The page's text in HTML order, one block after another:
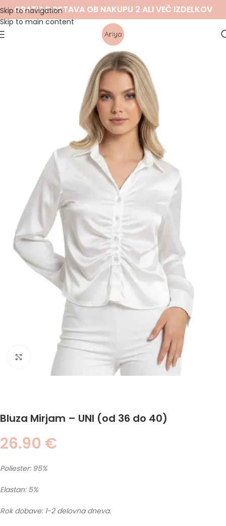
Skip to navigation
Skip to main content
GRATIS DOSTAVA OB NAKUPU 2 ALI VEČ IZDELKOV
Click to enlarge
Bluza Mirjam – UNI (od 36 do 40)
26.90 €
Poliester: 95%
Elastan: 5%
Rok dobave: 1-2 delovna dneva.